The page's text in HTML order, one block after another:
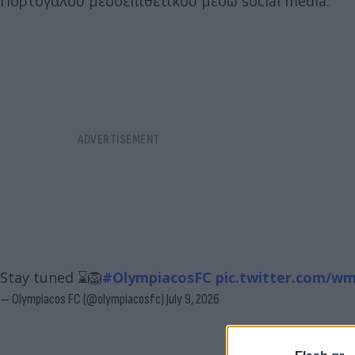
Stay tuned ⌛🦁#OlympiacosFC pic.twitter.com/
— Olympiacos FC (@olympiacosfc) July 9, 2026